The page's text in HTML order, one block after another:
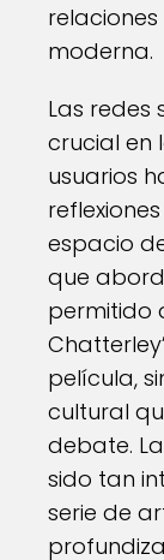
moderna.
Las redes
crucial en
usuarios
espacio
que
permitido
película,
cultural
debate.
sido tan
serie de